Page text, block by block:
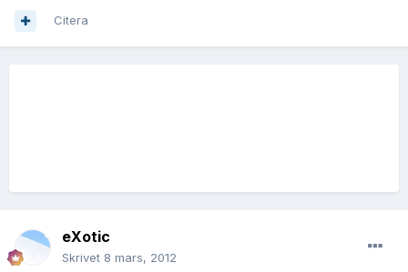
Citera
eXotic
Skrivet 8 mars, 2012